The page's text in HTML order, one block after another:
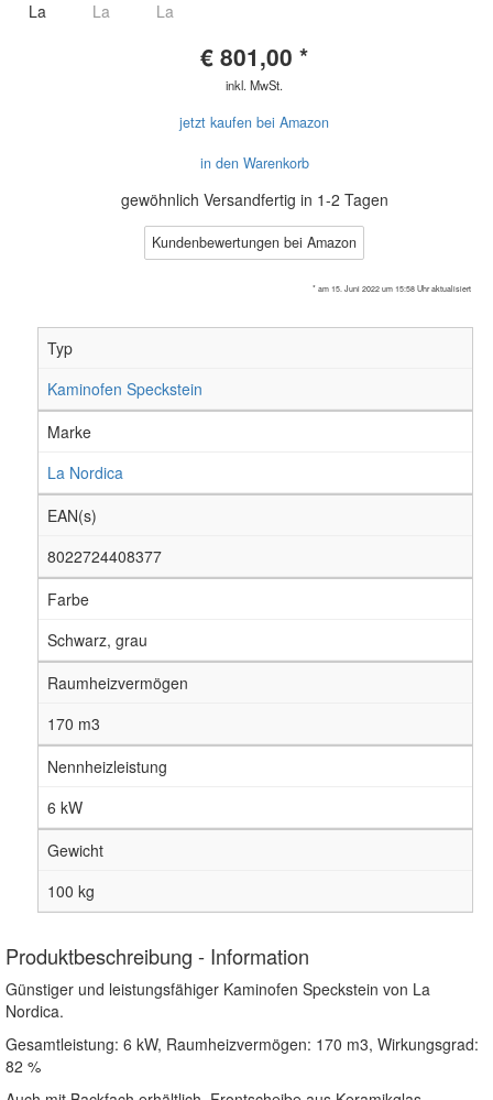
€ 801,00 *
inkl. MwSt.
jetzt kaufen bei Amazon
in den Warenkorb
gewöhnlich Versandfertig in 1-2 Tagen
Kundenbewertungen bei Amazon
* am 15. Juni 2022 um 15:58 Uhr aktualisiert
Typ
Kaminofen Speckstein
Marke
La Nordica
EAN(s)
8022724408377
Farbe
Schwarz, grau
Raumheizvermögen
170 m3
Nennheizleistung
6 kW
Gewicht
100 kg
Produktbeschreibung - Information
Günstiger und leistungsfähiger Kaminofen Speckstein von La
Nordica.
Gesamtleistung: 6 kW, Raumheizvermögen: 170 m3, Wirkungsgrad:
82 %